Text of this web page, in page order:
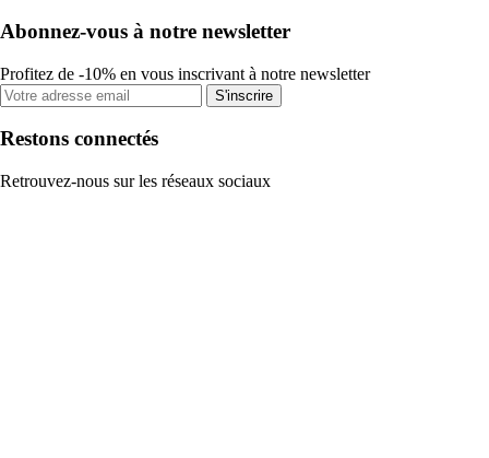
Abonnez-vous à notre newsletter
Profitez de -10% en vous inscrivant à notre newsletter
S'inscrire
Restons connectés
Retrouvez-nous sur les réseaux sociaux